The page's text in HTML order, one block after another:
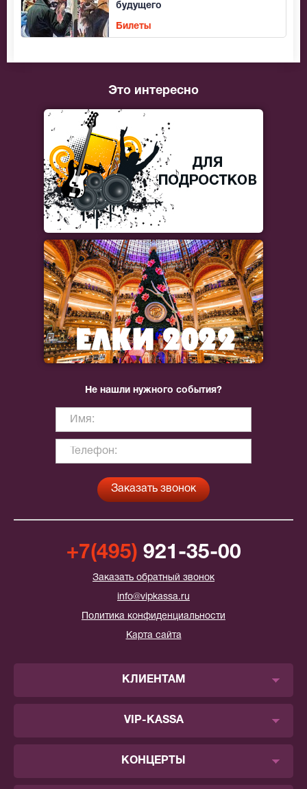
будущего
Билеты
Это интересно
Не нашли нужного события?
+7(495) 921-35-00
Заказать обратный звонок
info@vipkassa.ru
Политика конфиденциальности
Карта сайта
КЛИЕНТАМ
VIP-KASSA
КОНЦЕРТЫ